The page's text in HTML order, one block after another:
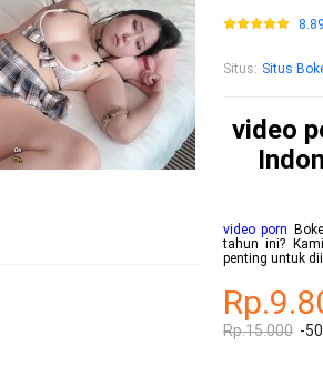
Situs: Situs
video
video porn
tahun ini?
penting untuk
Rp.15.000 -